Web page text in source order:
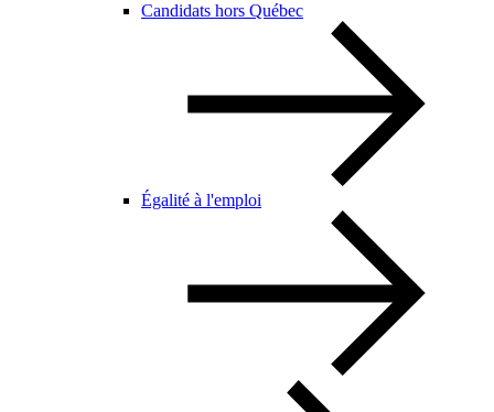
Candidats hors Québec
Égalité à l'emploi